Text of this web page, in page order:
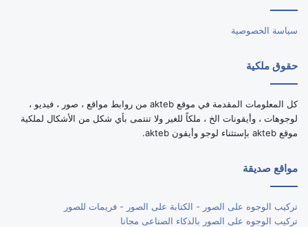
سياسة الخصوصية
حقوق ملكية
كل المعلومات المقدمة في موقع akteb من روابط مواقع ، صور ، فيديو ،
لوجوهات ، وأيقونات الخ ، ملكاً للغير ولا تنتمى بأي شكل من الأشكال لملكية
موقع akteb بإستثناء لوجو وأيقون akteb.
مواقع صديقة
تركيب الوجوه على الصور - الكتابة على الصور - فريمات للصور
تركيب الوجوه على الصور بالذكاء الصناعى مجانا